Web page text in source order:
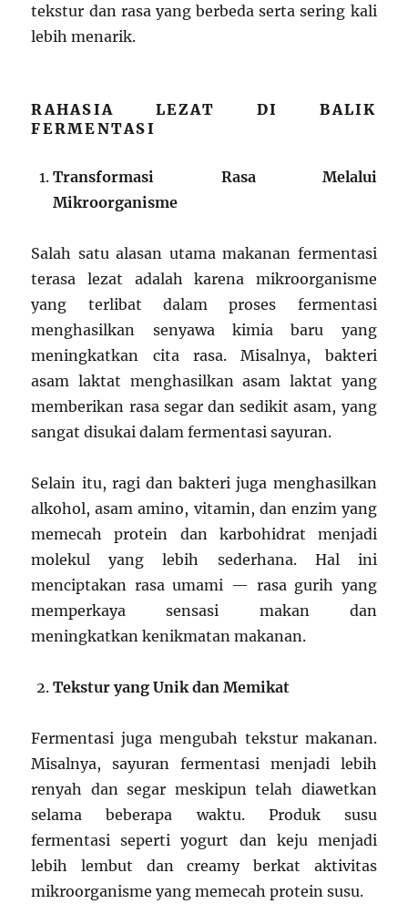
tekstur dan rasa yang berbeda serta sering kali
lebih menarik.
RAHASIA LEZAT DI BALIK
FERMENTASI
Transformasi Rasa Melalui
Mikroorganisme
Salah satu alasan utama makanan fermentasi
terasa lezat adalah karena mikroorganisme
yang terlibat dalam proses fermentasi
menghasilkan senyawa kimia baru yang
meningkatkan cita rasa. Misalnya, bakteri
asam laktat menghasilkan asam laktat yang
memberikan rasa segar dan sedikit asam, yang
sangat disukai dalam fermentasi sayuran.
Selain itu, ragi dan bakteri juga menghasilkan
alkohol, asam amino, vitamin, dan enzim yang
memecah protein dan karbohidrat menjadi
molekul yang lebih sederhana. Hal ini
menciptakan rasa umami — rasa gurih yang
memperkaya sensasi makan dan
meningkatkan kenikmatan makanan.
Tekstur yang Unik dan Memikat
Fermentasi juga mengubah tekstur makanan.
Misalnya, sayuran fermentasi menjadi lebih
renyah dan segar meskipun telah diawetkan
selama beberapa waktu. Produk susu
fermentasi seperti yogurt dan keju menjadi
lebih lembut dan creamy berkat aktivitas
mikroorganisme yang memecah protein susu.